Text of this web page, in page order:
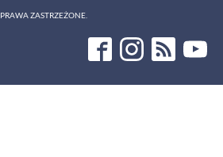
PRAWA ZASTRZEŻONE.